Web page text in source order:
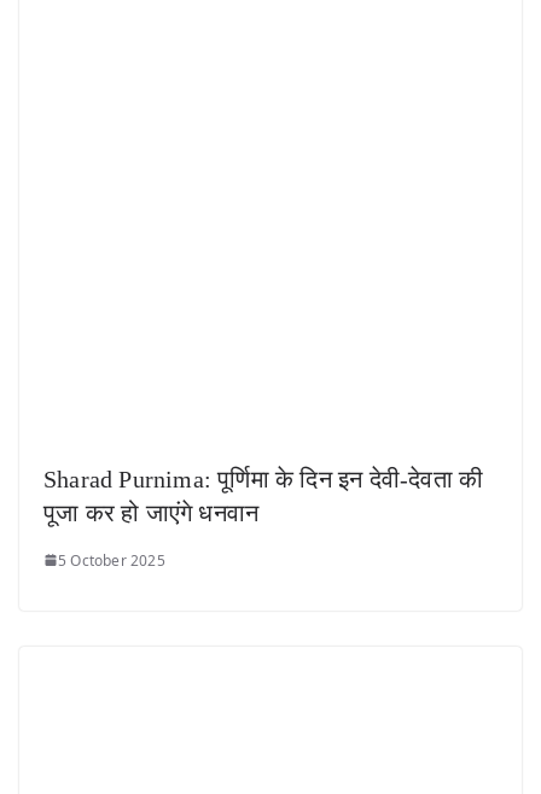
Sharad Purnima: पूर्णिमा के दिन इन देवी-देवता की
पूजा कर हो जाएंगे धनवान
5 October 2025